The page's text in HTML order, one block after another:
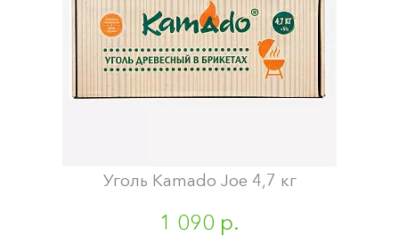
Уголь Kamado Joe 4,7 кг
1 090 р.